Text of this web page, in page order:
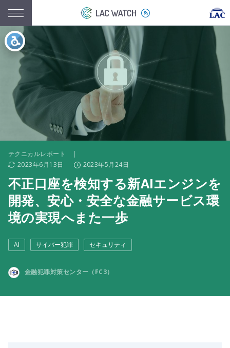
テクニカルレポート
|
2023年6月13日
2023年5月24日
不正口座を検知する新AIエンジンを
開発、安心・安全な金融サービス環
境の実現へまた一歩
AI サイバー犯罪 セキュリティ
金融犯罪対策センター（FC3）